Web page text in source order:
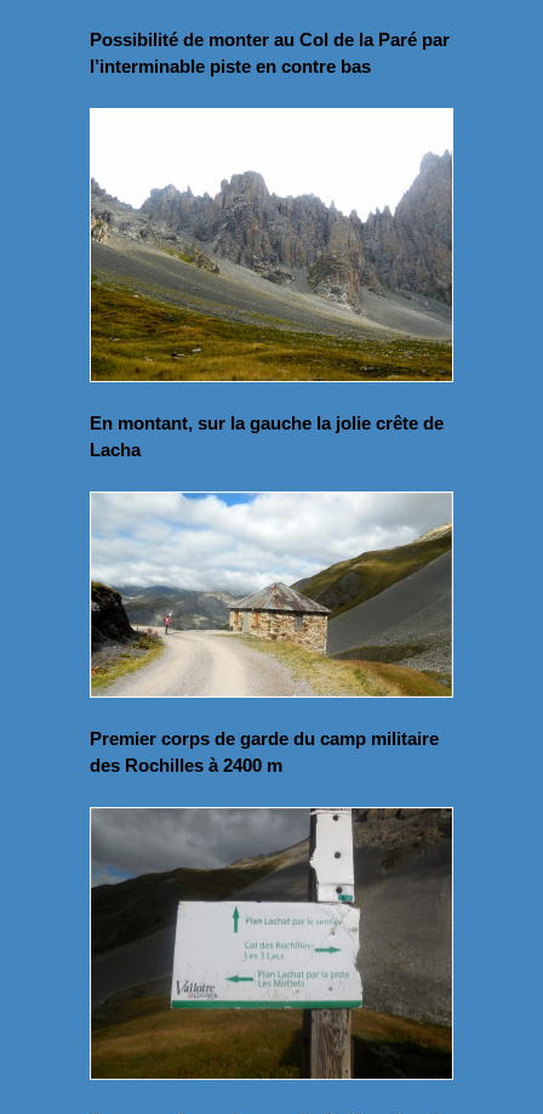
Possibilité de monter au Col de la Paré par
l’interminable piste en contre bas
En montant, sur la gauche la jolie crête de
Lacha
Premier corps de garde du camp militaire
des Rochilles à 2400 m